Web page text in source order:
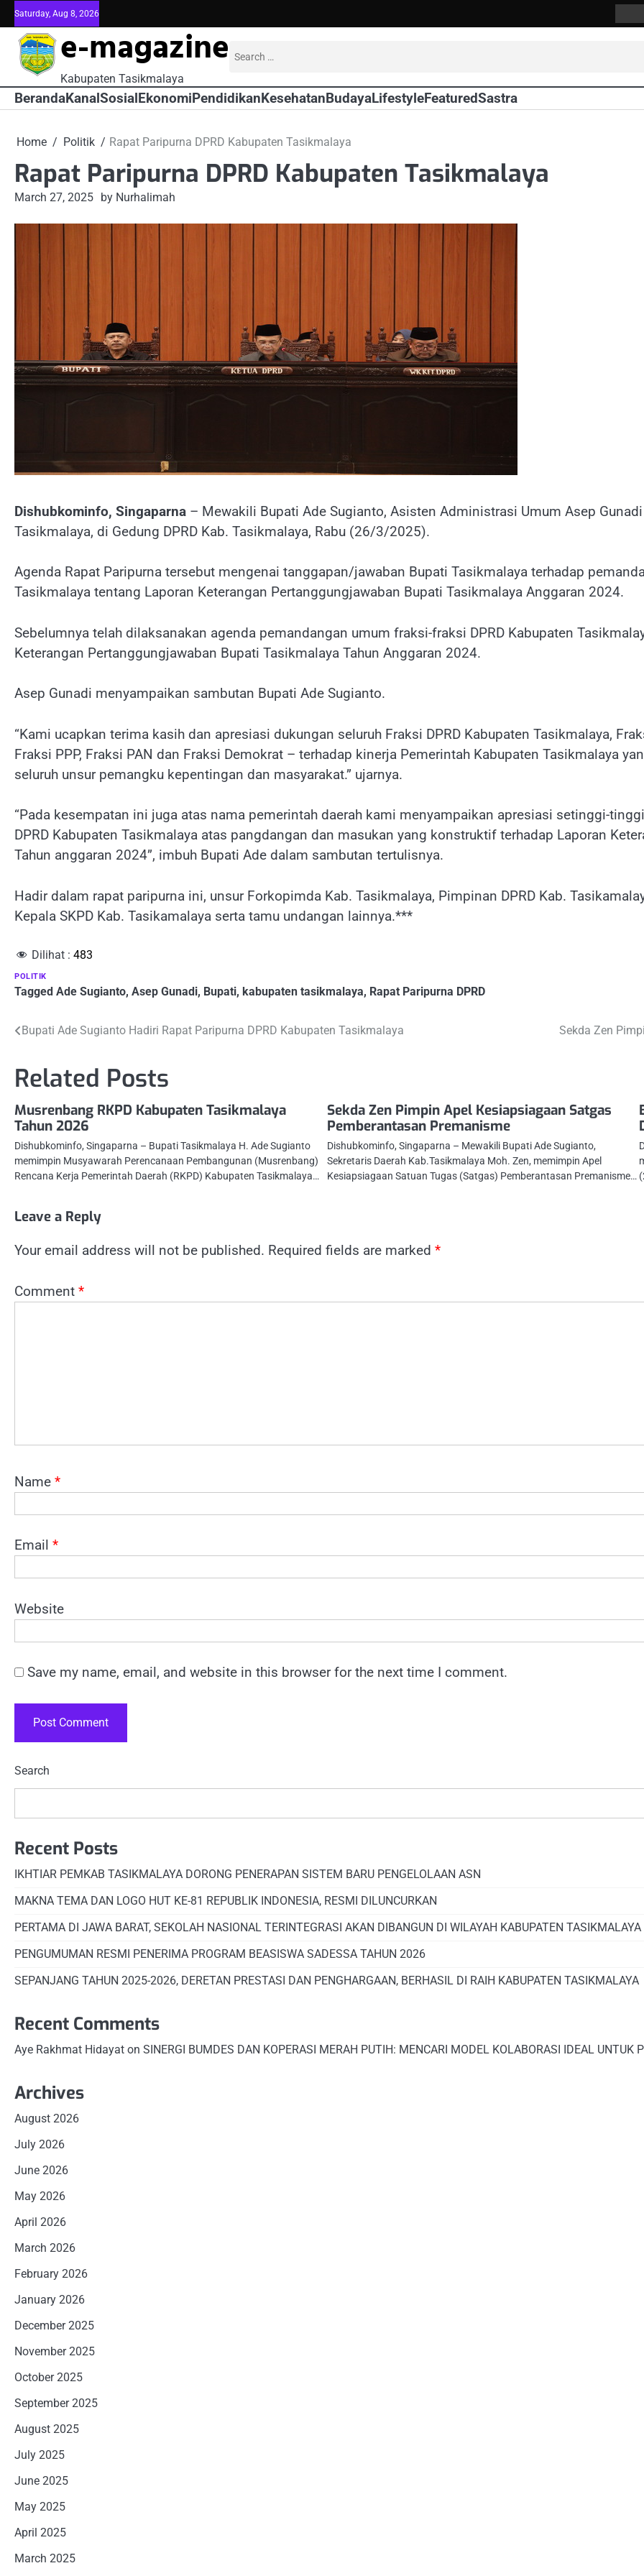
Skip
to
content
Saturday, Aug 8, 2026
e-magazine
Kabupaten Tasikmalaya
Search
BerandaKanalSosialEkonomiPendidikanKesehatanBudayaLifestyleFeaturedSastra
Home Politik Rapat Paripurna DPRD Kabupaten Tasikmalaya
Rapat Paripurna DPRD Kabupaten Tasikmalaya
March 27, 2025 by Nurhalimah
Dishubkominfo, Singaparna – Mewakili Bupati Ade Sugianto, Asisten Administrasi Umum Asep
Tasikmalaya, di Gedung DPRD Kab. Tasikmalaya, Rabu (26/3/2025).
Agenda Rapat Paripurna tersebut mengenai tanggapan/jawaban Bupati Tasikmalaya terhadap
Tasikmalaya tentang Laporan Keterangan Pertanggungjawaban Bupati Tasikmalaya Anggaran 2024.
Sebelumnya telah dilaksanakan agenda pemandangan umum fraksi-fraksi DPRD Kabupaten
Keterangan Pertanggungjawaban Bupati Tasikmalaya Tahun Anggaran 2024.
Asep Gunadi menyampaikan sambutan Bupati Ade Sugianto.
“Kami ucapkan terima kasih dan apresiasi dukungan seluruh Fraksi DPRD Kabupaten Tasikmalaya,
Fraksi PPP, Fraksi PAN dan Fraksi Demokrat – terhadap kinerja Pemerintah Kabupaten Tasikmalaya
seluruh unsur pemangku kepentingan dan masyarakat.” ujarnya.
“Pada kesempatan ini juga atas nama pemerintah daerah kami menyampaikan apresiasi setinggi-
DPRD Kabupaten Tasikmalaya atas pangdangan dan masukan yang konstruktif terhadap Laporan
Tahun anggaran 2024”, imbuh Bupati Ade dalam sambutan tertulisnya.
Hadir dalam rapat paripurna ini, unsur Forkopimda Kab. Tasikmalaya, Pimpinan DPRD Kab.
Kepala SKPD Kab. Tasikamalaya serta tamu undangan lainnya.***
Dilihat : 483
POLITIK
Tagged Ade Sugianto, Asep Gunadi, Bupati, kabupaten tasikmalaya, Rapat Paripurna DPRD
Post
Bupati Ade Sugianto Hadiri Rapat Paripurna DPRD Kabupaten Tasikmalaya Sekda Zen
Related Posts
Musrenbang RKPD Kabupaten Tasikmalaya
Tahun 2026
Dishubkominfo, Singaparna – Bupati Tasikmalaya H. Ade Sugianto
memimpin Musyawarah Perencanaan Pembangunan (Musrenbang)
Rencana Kerja Pemerintah Daerah (RKPD) Kabupaten Tasikmalaya…
Sekda Zen Pimpin Apel Kesiapsiagaan Satgas
Pemberantasan Premanisme
Dishubkominfo, Singaparna – Mewakili Bupati Ade Sugianto,
Sekretaris Daerah Kab.Tasikmalaya Moh. Zen, memimpin Apel
Kesiapsiagaan Satuan Tugas (Satgas) Pemberantasan Premanisme…
Leave a Reply
Your email address will not be published. Required fields are marked *
Comment *
Name *
Email *
Website
Save my name, email, and website in this browser for the next time I comment.
Search
Recent Posts
IKHTIAR PEMKAB TASIKMALAYA DORONG PENERAPAN SISTEM BARU PENGELOLAAN ASN
MAKNA TEMA DAN LOGO HUT KE-81 REPUBLIK INDONESIA, RESMI DILUNCURKAN
PERTAMA DI JAWA BARAT, SEKOLAH NASIONAL TERINTEGRASI AKAN DIBANGUN DI WILAYAH KABUPATEN TASIKMALAYA
PENGUMUMAN RESMI PENERIMA PROGRAM BEASISWA SADESSA TAHUN 2026
SEPANJANG TAHUN 2025-2026, DERETAN PRESTASI DAN PENGHARGAAN, BERHASIL DI RAIH KABUPATEN TASIKMALAYA
Recent Comments
Aye Rakhmat Hidayat on SINERGI BUMDES DAN KOPERASI MERAH PUTIH: MENCARI MODEL KOLABORASI IDEAL UNTUK
Archives
August 2026
July 2026
June 2026
May 2026
April 2026
March 2026
February 2026
January 2026
December 2025
November 2025
October 2025
September 2025
August 2025
July 2025
June 2025
May 2025
April 2025
March 2025